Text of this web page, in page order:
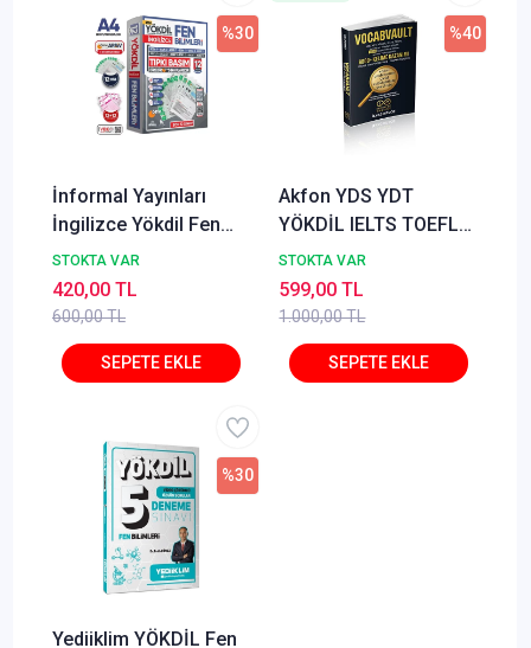
İnformal Yayınları
İngilizce Yökdil Fen
Bilimleri Tıpkı Basım
12 li Deneme
STOKTA VAR
600,00 TL
%30
420,00 TL
Akfon YDS YDT
YÖKDİL IELTS TOEFL
VOCABVAULT 1750
Özgün Kelime Sorusu
- İlyas Ersöz
STOKTA VAR
1.000,00 TL
%40
599,00 TL
Yediiklim YÖKDİL Fen
%30